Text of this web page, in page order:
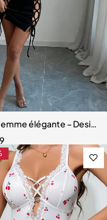
femmes, club de
élégante – Design